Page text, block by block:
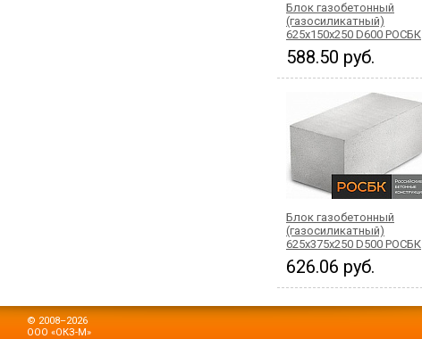
Блок газобетонный
(газосиликатный)
625x150x250 D600 РОСБК
588.50 руб.
Блок газобетонный
(газосиликатный)
625x375x250 D500 РОСБК
626.06 руб.
© 2008–2026
ООО «ОКЗ-М»